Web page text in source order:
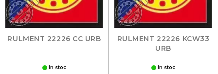
RULMENT 22226 CC URB
In stoc
RULMENT 22226 KCW33
URB
In stoc